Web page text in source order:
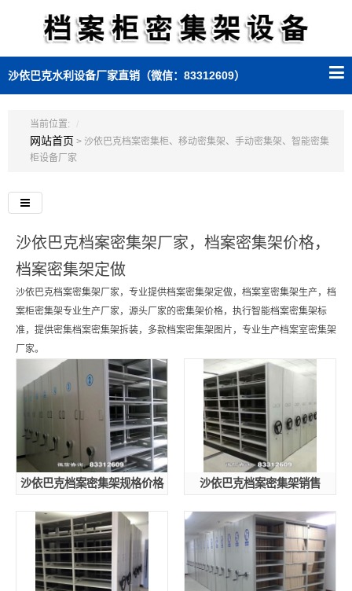
沙依巴克水利设备厂家直销（微信：83312609）
当前位置:
网站首页 > 沙依巴克档案密集柜、移动密集架、手动密集架、智能密集
柜设备厂家
沙依巴克档案密集架厂家，档案密集架价格，
档案密集架定做
沙依巴克档案密集架厂家，专业提供档案密集架定做，档案室密集架生产，档
案柜密集架专业生产厂家，源头厂家的密集架价格，执行智能档案密集架标
准，提供密集档案密集架拆装，多款档案密集架图片，专业生产档案室密集架
厂家。
沙依巴克档案密集架规格价格 沙依巴克档案密集架销售